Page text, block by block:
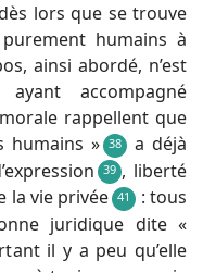
lors que se trouve
humains à
ainsi abordé, n’est
accompagné
rappellent que
humains » 38 a déjà
39 , liberté
la vie privée 41
: tous
juridique dite «
il y a peu qu’elle